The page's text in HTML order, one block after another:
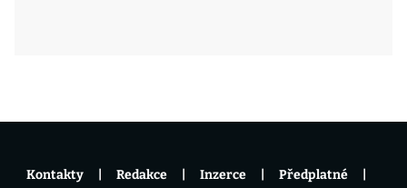
Kontakty Redakce Inzerce Předplatné